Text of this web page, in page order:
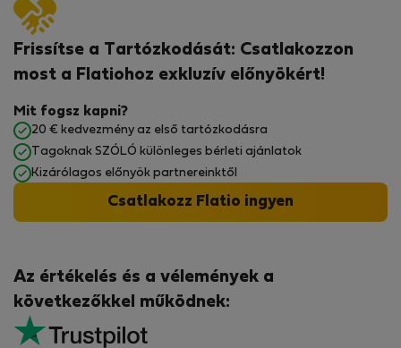
Az értékelés és a vélemények a
következőkkel működnek:
Frissítse a Tartózkodását: Csatlakozzon
most a Flatiohoz exkluzív előnyökért!
Mit fogsz kapni?
20 € kedvezmény az első tartózkodásra
Tagoknak SZÓLÓ különleges bérleti ajánlatok
Kizárólagos előnyök partnereinktől
Csatlakozz Flatio ingyen